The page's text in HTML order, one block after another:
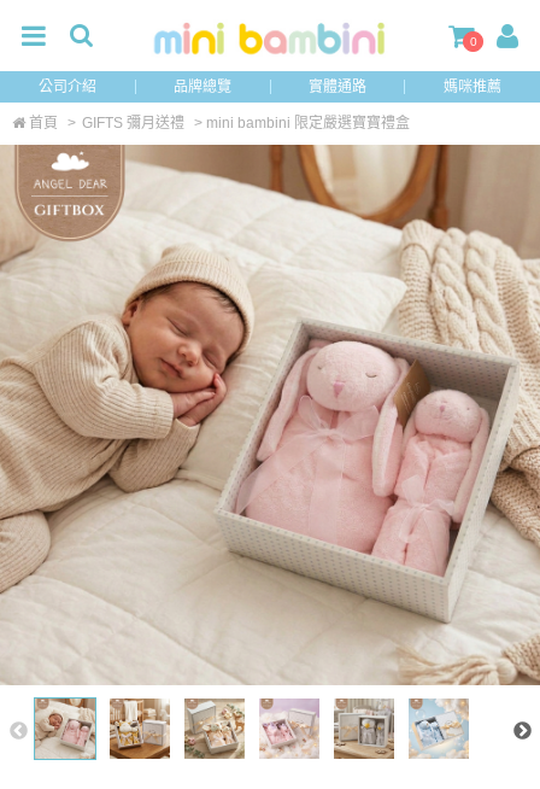
0
公司介紹 品牌總覽 實體通路 媽咪推薦
首頁 > GIFTS 彌月送禮 > mini bambini 限定嚴選寶寶禮盒